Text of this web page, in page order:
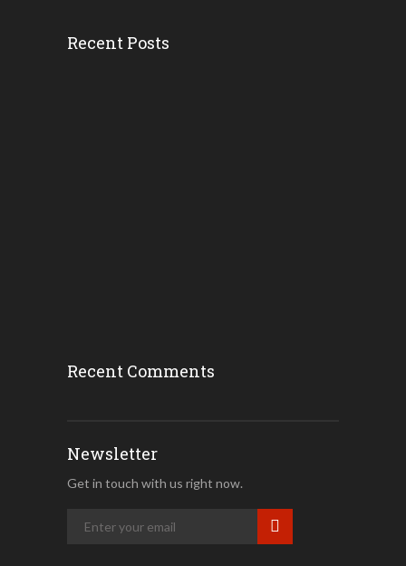
Recent Posts
Recent Comments
Newsletter
Get in touch with us right now.